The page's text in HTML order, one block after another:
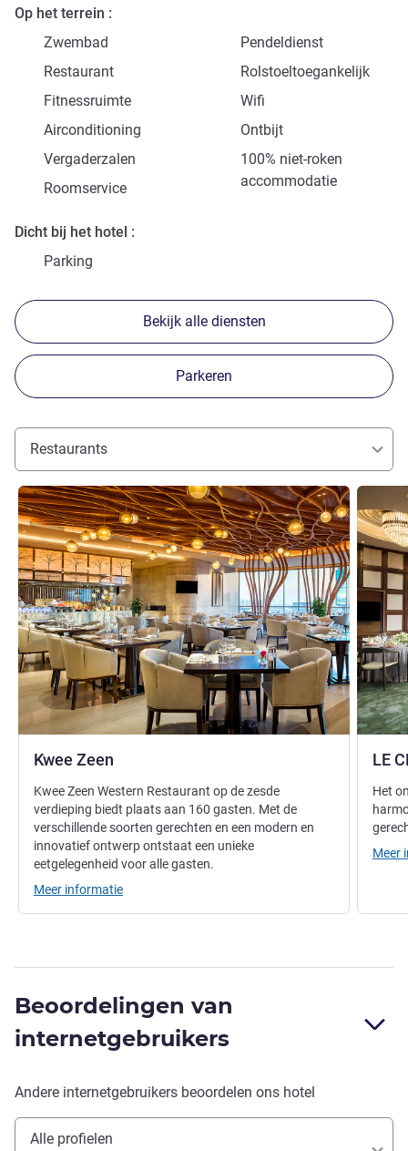
Op het terrein
Zwembad
Pendeldienst
Restaurant
Rolstoeltoegankelijk
Fitnessruimte
Wifi
Airconditioning
Ontbijt
Vergaderzalen
100% niet-roken
accommodatie
Roomservice
Dicht bij het hotel
Parking
Bekijk alle diensten
Parkeren
Restaurants
Kwee Zeen
Meer informatie
Kwee Zeen Western Restaurant op de zesde
verdieping biedt plaats aan 160 gasten. Met de
verschillende soorten gerechten en een modern en
innovatief ontwerp ontstaat een unieke
eetgelegenheid voor alle gasten.
Meer informatie
LE
Meer
Het
Meer
Beoordelingen van
internetgebruikers
Andere internetgebruikers beoordelen ons hotel
Alle profielen